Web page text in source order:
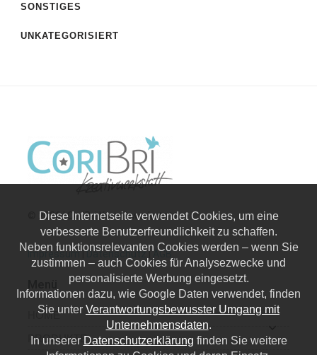
SONSTIGES
UNKATEGORISIERT
© 2026 | CoriBri Kreativwerkstatt
Impressum|Datenschutz|AGB
HOME
PRODUKTE
Diese Internetseite verwendet Cookies, um eine
verbesserte Benutzerfreundlichkeit zu schaffen.
Neben funktionsrelevanten Cookies werden – wenn Sie
zustimmen – auch Cookies für Analysezwecke und
personalisierte Werbung eingesetzt.
Informationen dazu, wie Google Daten verwendet, finden
Sie unter Verantwortungsbewusster Umgang mit
Unternehmensdaten.
In unserer Datenschutzerklärung finden Sie weitere